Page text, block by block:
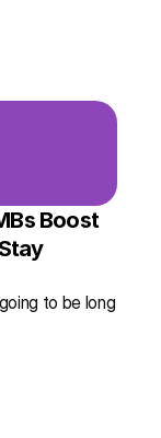
Boost
to be long